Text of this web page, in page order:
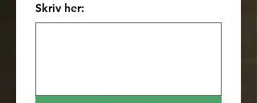
Skriv her: